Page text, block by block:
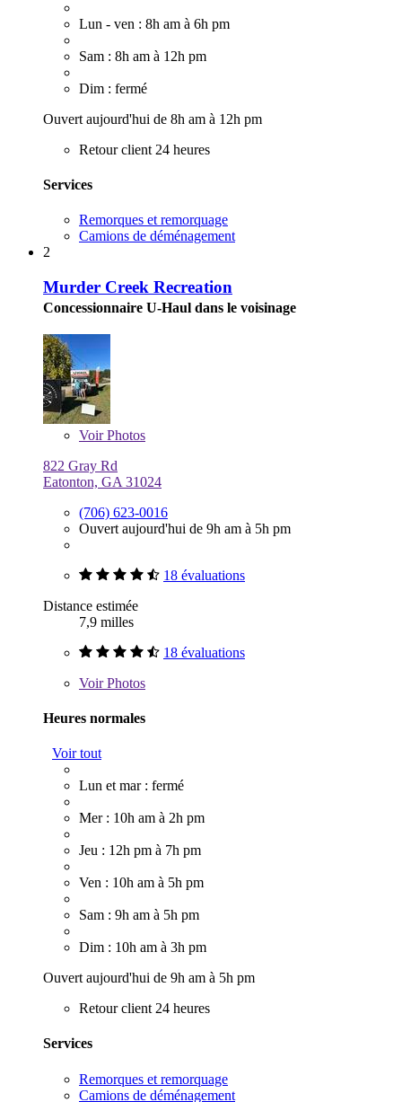
Lun - ven : 8h am à 6h pm
Sam : 8h am à 12h pm
Dim : fermé
Ouvert aujourd'hui de 8h am à 12h pm
Retour client 24 heures
Services
Remorques et remorquage
Camions de déménagement
2
Murder Creek Recreation
Concessionnaire U-Haul dans le voisinage
VoirPhotos
822 Gray Rd
Eatonton, GA 31024
(706) 623-0016
Ouvert aujourd'hui de 9h am à 5h pm
18 évaluations
Distance estimée
7,9 milles
18 évaluations
VoirPhotos
Heures normales
Voir tout
Lun et mar : fermé
Mer : 10h am à 2h pm
Jeu : 12h pm à 7h pm
Ven : 10h am à 5h pm
Sam : 9h am à 5h pm
Dim : 10h am à 3h pm
Ouvert aujourd'hui de 9h am à 5h pm
Retour client 24 heures
Services
Remorques et remorquage
Camions de déménagement